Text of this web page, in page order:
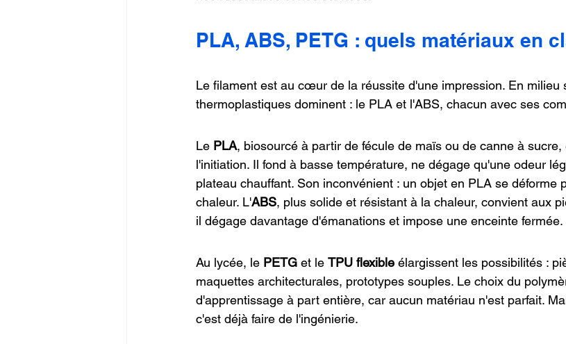
PLA, ABS, PETG : quels matériaux en
Le filament est au cœur de la réussite d'une impression. En milieu
thermoplastiques dominent : le PLA et l'ABS, chacun avec ses
Le PLA, biosourcé à partir de fécule de maïs ou de canne à
l'initiation. Il fond à basse température, ne dégage qu'une odeur
plateau chauffant. Son inconvénient : un objet en PLA se déforme
chaleur. L'ABS, plus solide et résistant à la chaleur, convient aux
il dégage davantage d'émanations et impose une enceinte fermée.
Au lycée, le PETG et le TPU flexible élargissent les possibilités :
maquettes architecturales, prototypes souples. Le choix du
d'apprentissage à part entière, car aucun matériau n'est parfait.
c'est déjà faire de l'ingénierie.